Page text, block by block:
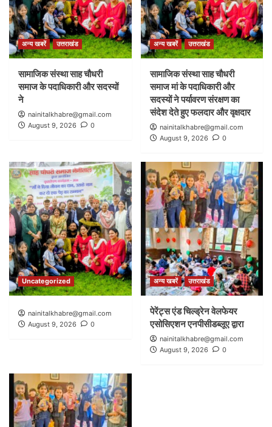
अन्य खबरें उत्तराखंड
सामाजिक संस्था साह चौधरी
समाज के पदाधिकारी और सदस्यों
ने
nainitalkhabre@gmail.com
August 9, 2026
0
अन्य खबरें उत्तराखंड
सामाजिक संस्था साह चौधरी
समाज मां के पदाधिकारी और
सदस्यों ने पर्यावरण संरक्षण का
संदेश देते हुए फलदार और वृक्षदार
nainitalkhabre@gmail.com
August 9, 2026
0
Uncategorized
nainitalkhabre@gmail.com
August 9, 2026
0
अन्य खबरें उत्तराखंड
पेरेंट्स एंड चिल्ड्रेन वेलफेयर
एसोसिएशन एनपीसीडब्लूए द्वारा
nainitalkhabre@gmail.com
August 9, 2026
0